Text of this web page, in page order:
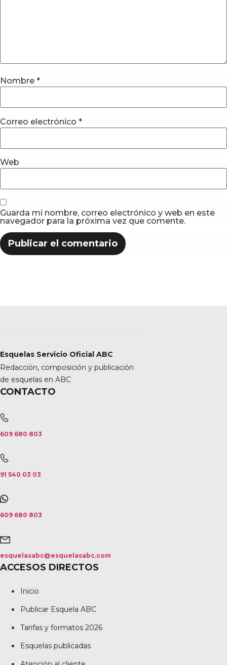
Nombre *
Correo electrónico *
Web
Guarda mi nombre, correo electrónico y web en este
navegador para la próxima vez que comente.
Esquelas Servicio Oficial ABC
Redacción, composición y publicación
de esquelas en ABC
CONTACTO
609 680 803
91 540 03 03
609 680 803
esquelasabc@esquelasabc.com
ACCESOS DIRECTOS
Inicio
Publicar Esquela ABC
Tarifas y formatos 2026
Esquelas publicadas